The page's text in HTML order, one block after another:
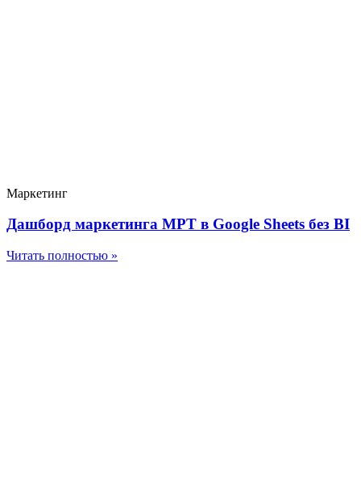
Маркетинг
Дашборд маркетинга МРТ в Google Sheets без BI
Читать полностью »